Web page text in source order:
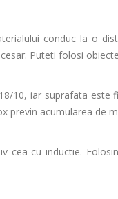
conduc la o
Puteti folosi
10, iar suprafata este
previn acumularea de
cu inductie.